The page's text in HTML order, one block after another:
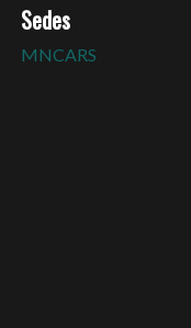
Sedes
MNCARS